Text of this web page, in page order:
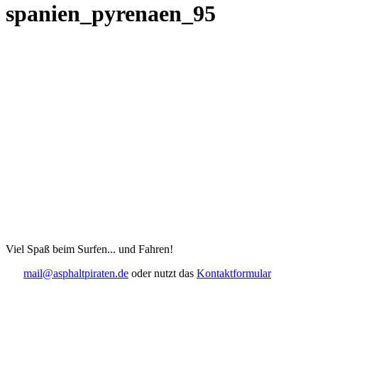
spanien_pyrenaen_95
Viel Spaß beim Surfen... und Fahren!
mail@asphaltpiraten.de oder nutzt das Kontaktformular